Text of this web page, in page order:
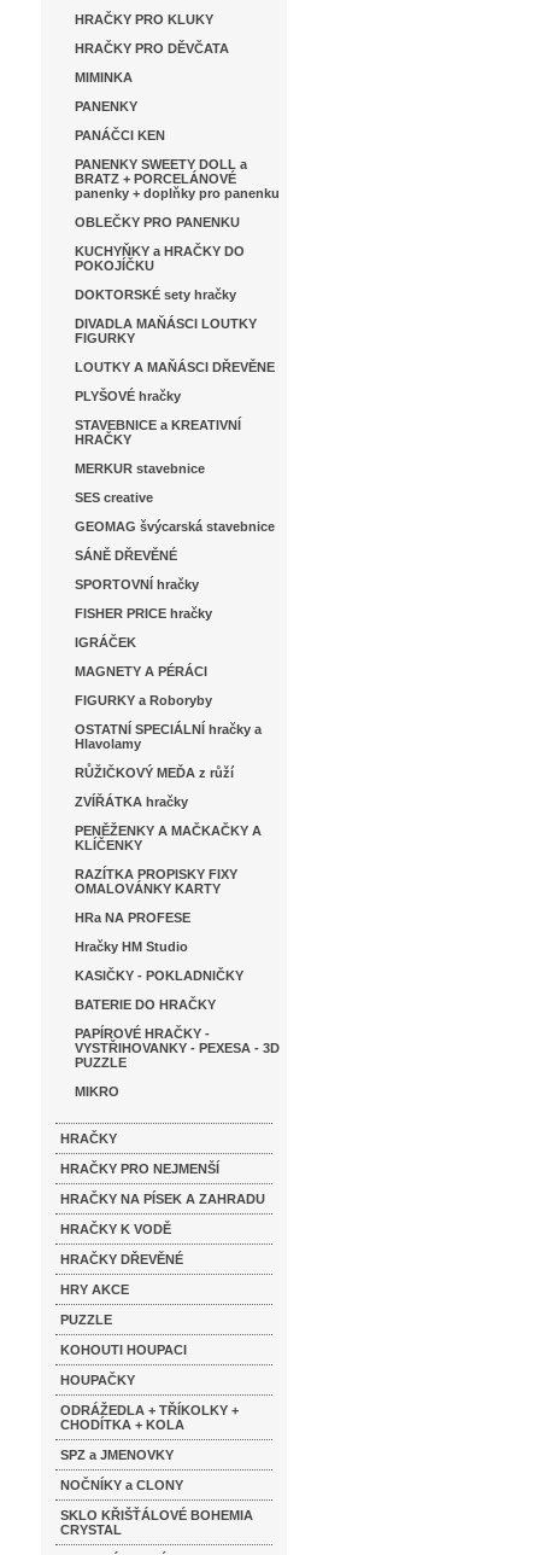
HRAČKY PRO KLUKY
HRAČKY PRO DĚVČATA
MIMINKA
PANENKY
PANÁČCI KEN
PANENKY SWEETY DOLL a
BRATZ + PORCELÁNOVÉ
panenky + doplňky pro panenku
OBLEČKY PRO PANENKU
KUCHYŇKY a HRAČKY DO
POKOJÍČKU
DOKTORSKÉ sety hračky
DIVADLA MAŇÁSCI LOUTKY
FIGURKY
LOUTKY A MAŇÁSCI DŘEVĚNE
PLYŠOVÉ hračky
STAVEBNICE a KREATIVNÍ
HRAČKY
MERKUR stavebnice
SES creative
GEOMAG švýcarská stavebnice
SÁNĚ DŘEVĚNÉ
SPORTOVNÍ hračky
FISHER PRICE hračky
IGRÁČEK
MAGNETY A PÉRÁCI
FIGURKY a Roboryby
OSTATNÍ SPECIÁLNÍ hračky a
Hlavolamy
RŮŽIČKOVÝ MEĎA z růží
ZVÍŘÁTKA hračky
PENĚŽENKY A MAČKAČKY A
KLÍČENKY
RAZÍTKA PROPISKY FIXY
OMALOVÁNKY KARTY
HRa NA PROFESE
Hračky HM Studio
KASIČKY - POKLADNIČKY
BATERIE DO HRAČKY
PAPÍROVÉ HRAČKY -
VYSTŘIHOVANKY - PEXESA - 3D
PUZZLE
MIKRO
HRAČKY
HRAČKY PRO NEJMENŠÍ
HRAČKY NA PÍSEK A ZAHRADU
HRAČKY K VODĚ
HRAČKY DŘEVĚNÉ
HRY AKCE
PUZZLE
KOHOUTI HOUPACI
HOUPAČKY
ODRÁŽEDLA + TŘÍKOLKY +
CHODÍTKA + KOLA
SPZ a JMENOVKY
NOČNÍKY a CLONY
SKLO KŘIŠŤÁLOVÉ BOHEMIA
CRYSTAL